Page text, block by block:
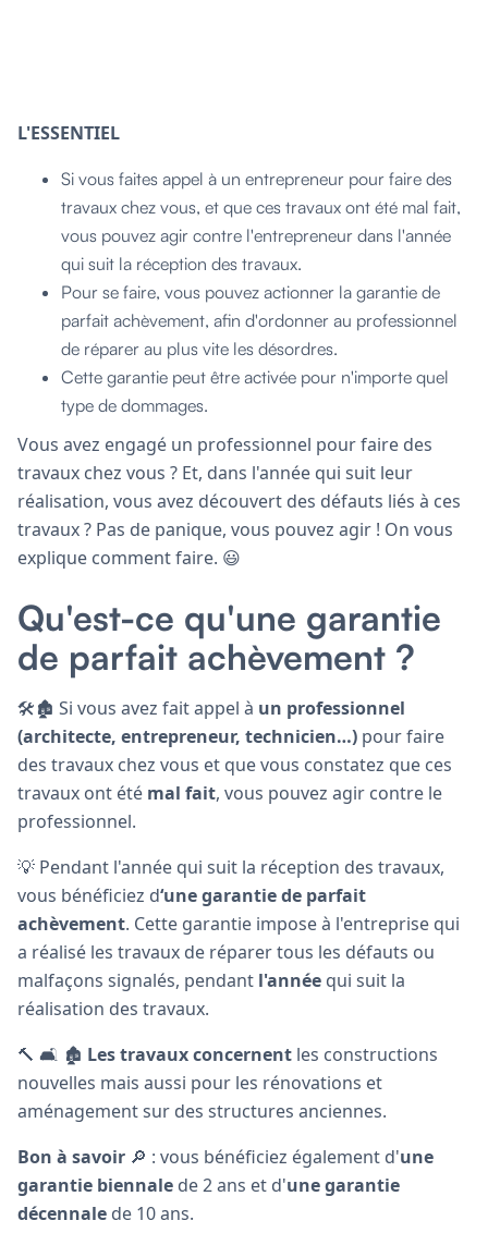
L'ESSENTIEL
Si vous faites appel à un entrepreneur pour faire des
travaux chez vous, et que ces travaux ont été mal fait,
vous pouvez agir contre l'entrepreneur dans l'année
qui suit la réception des travaux.
Pour se faire, vous pouvez actionner la garantie de
parfait achèvement, afin d'ordonner au professionnel
de réparer au plus vite les désordres.
Cette garantie peut être activée pour n'importe quel
type de dommages.
Vous avez engagé un professionnel pour faire des
travaux chez vous ? Et, dans l'année qui suit leur
réalisation, vous avez découvert des défauts liés à ces
travaux ? Pas de panique, vous pouvez agir ! On vous
explique comment faire. 😃
Qu'est-ce qu'une garantie
de parfait achèvement ?
🛠🏚 Si vous avez fait appel à un professionnel
(architecte, entrepreneur, technicien…) pour faire
des travaux chez vous et que vous constatez que ces
travaux ont été mal fait, vous pouvez agir contre le
professionnel.
💡 Pendant l'année qui suit la réception des travaux,
vous bénéficiez d‘une garantie de parfait
achèvement. Cette garantie impose à l'entreprise qui
a réalisé les travaux de réparer tous les défauts ou
malfaçons signalés, pendant l'année qui suit la
réalisation des travaux.
🔨 🛋 🏚 Les travaux concernent les constructions
nouvelles mais aussi pour les rénovations et
aménagement sur des structures anciennes.
Bon à savoir 🔎 : vous bénéficiez également d'une
garantie biennale de 2 ans et d'unegarantie
décennale de 10 ans.